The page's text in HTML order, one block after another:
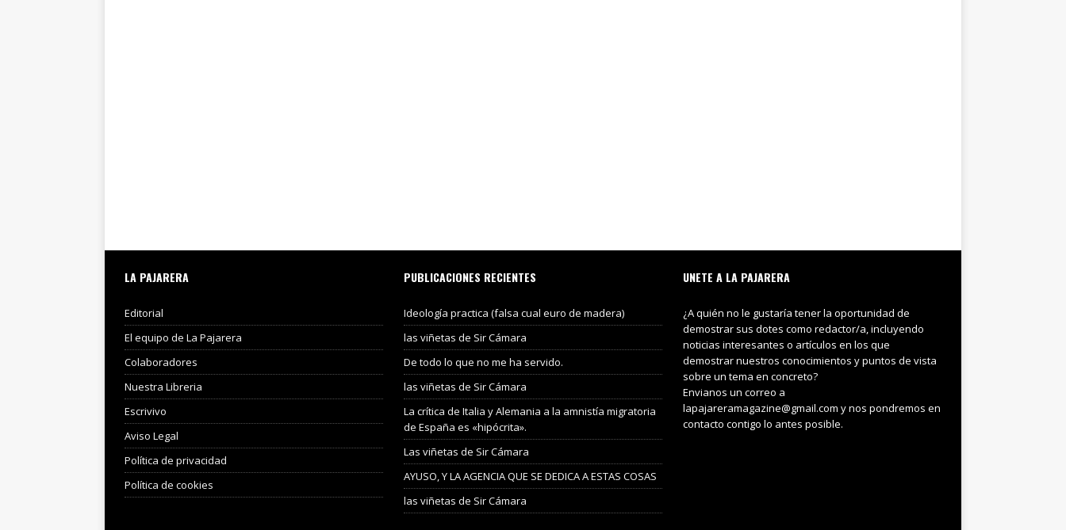
LA PAJARERA
Editorial
El equipo de La Pajarera
Colaboradores
Nuestra Libreria
Escrivivo
Aviso Legal
Política de privacidad
Política de cookies
PUBLICACIONES RECIENTES
Ideología practica (falsa cual euro de madera)
las viñetas de Sir Cámara
De todo lo que no me ha servido.
las viñetas de Sir Cámara
La crítica de Italia y Alemania a la amnistía migratoria
de España es «hipócrita».
Las viñetas de Sir Cámara
AYUSO, Y LA AGENCIA QUE SE DEDICA A ESTAS COSAS
las viñetas de Sir Cámara
UNETE A LA PAJARERA
¿A quién no le gustaría tener la oportunidad de
demostrar sus dotes como redactor/a, incluyendo
noticias interesantes o artículos en los que
demostrar nuestros conocimientos y puntos de vista
sobre un tema en concreto?
Envianos un correo a
lapajareramagazine@gmail.com y nos pondremos en
contacto contigo lo antes posible.